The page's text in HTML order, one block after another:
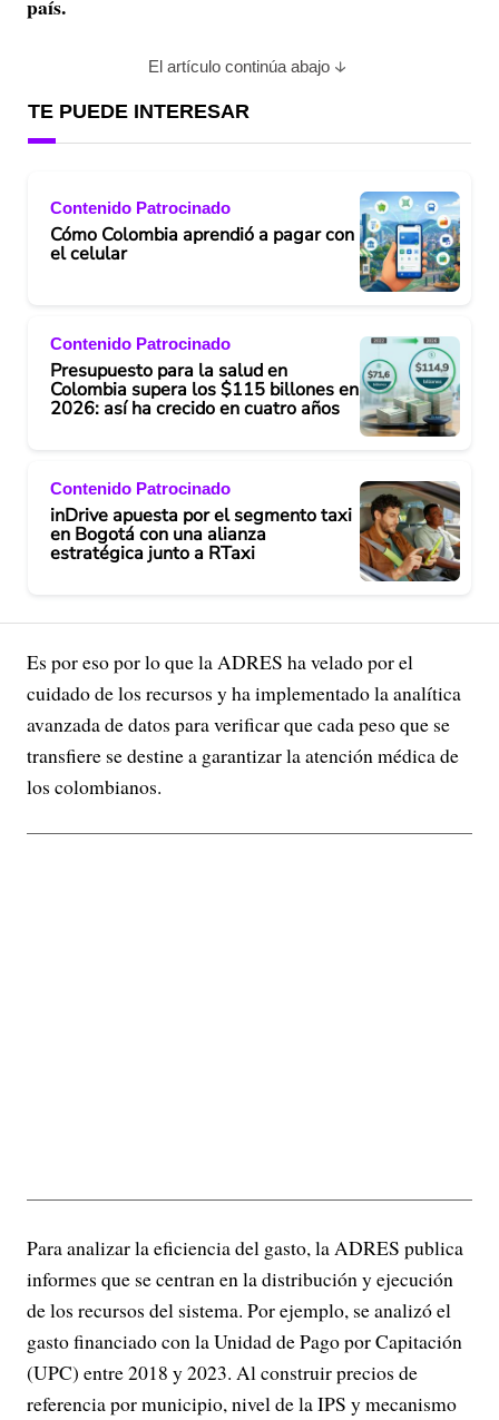
país.
El artículo continúa abajo
TE PUEDE INTERESAR
Contenido Patrocinado
Cómo Colombia aprendió a pagar con
el celular
Contenido Patrocinado
Presupuesto para la salud en
Colombia supera los $115 billones en
2026: así ha crecido en cuatro años
Contenido Patrocinado
inDrive apuesta por el segmento taxi
en Bogotá con una alianza
estratégica junto a RTaxi
Es por eso por lo que la ADRES ha velado por el
cuidado de los recursos y ha implementado la analítica
avanzada de datos para verificar que cada peso que se
transfiere se destine a garantizar la atención médica de
los colombianos.
Para analizar la eficiencia del gasto, la ADRES publica
informes que se centran en la distribución y ejecución
de los recursos del sistema. Por ejemplo, se analizó el
gasto financiado con la Unidad de Pago por Capitación
(UPC) entre 2018 y 2023. Al construir precios de
referencia por municipio, nivel de la IPS y mecanismo